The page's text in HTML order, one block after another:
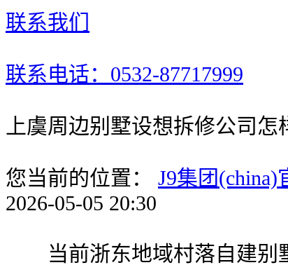
联系我们
联系电话：0532-87717999
上虞周边别墅设想拆修公司
您当前的位置： J9集团(china)
2026-05-05 20:30
当前浙东地域村落自建别墅